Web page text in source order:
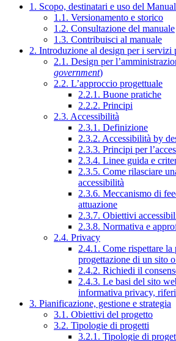
1. Scopo, destinatari e uso del
1.1. Versionamento e storico
1.2. Consultazione del manuale
1.3. Contribuisci al manuale
2. Introduzione al design per i
2.1. Design per
government)
2.2. L’approccio progettuale
2.2.1. Buone pratiche
2.2.2. Principi
2.3. Accessibilità
2.3.1. Definizione
2.3.2. Accessibilità by
2.3.3. Principi per
2.3.4. Linee guida e
2.3.5. Come rilasciare
accessibilità
2.3.6. Meccanismo di
attuazione
2.3.7. Obiettivi
2.3.8. Normativa e
2.4. Privacy
2.4.1. Come rispettare
progettazione di un sito
2.4.2. Richiedi il
2.4.3. Le basi del sito
informativa privacy,
3. Pianificazione, gestione e strategia
3.1. Obiettivi del progetto
3.2. Tipologie di progetti
3.2.1. Tipologie di